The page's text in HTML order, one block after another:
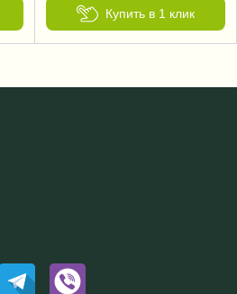
Купить в 1 клик